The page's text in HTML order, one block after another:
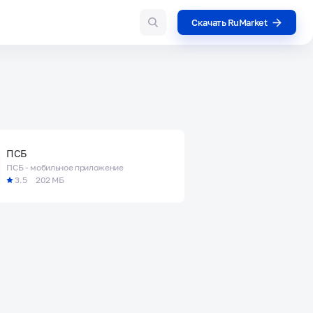
Скачать RuMarket
ПСБ
ПСБ - мобильное приложение
3.5
202 МБ